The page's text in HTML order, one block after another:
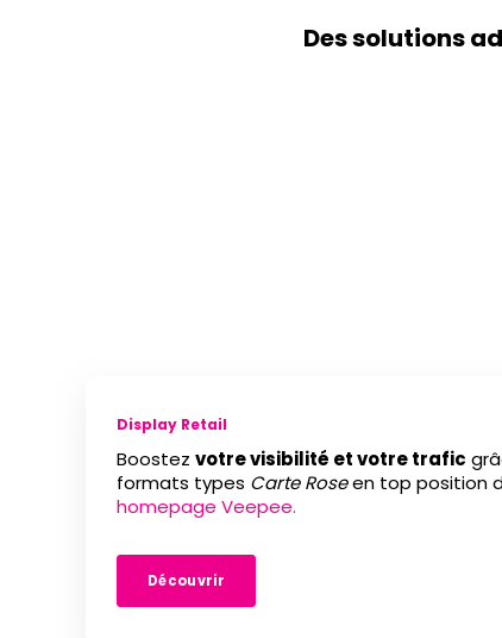
Des solutions
Display Retail
Boostez votre visibilité et votre trafic
formats types Carte Roseen top position
homepage Veepee.
Découvrir